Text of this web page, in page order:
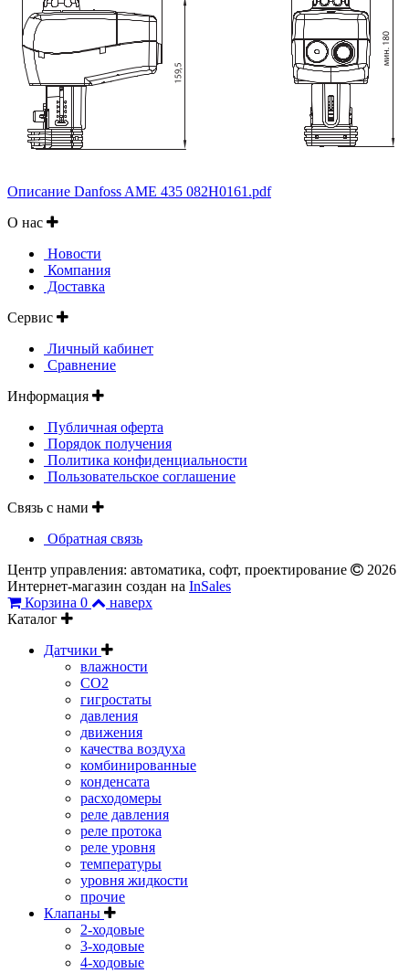
Описание Danfoss AME 435 082H0161.pdf
О нас
Новости
Компания
Доставка
Сервис
Личный кабинет
Сравнение
Информация
Публичная оферта
Порядок получения
Политика конфиденциальности
Пользовательское соглашение
Связь с нами
Обратная связь
Центр управления: автоматика, софт, проектирование
2026
Интернет-магазин создан на InSales
Корзина 0
наверх
Каталог
Датчики
влажности
CO2
гигростаты
давления
движения
качества воздуха
комбинированные
конденсата
расходомеры
реле давления
реле протока
реле уровня
температуры
уровня жидкости
прочие
Клапаны
2-ходовые
3-ходовые
4-ходовые